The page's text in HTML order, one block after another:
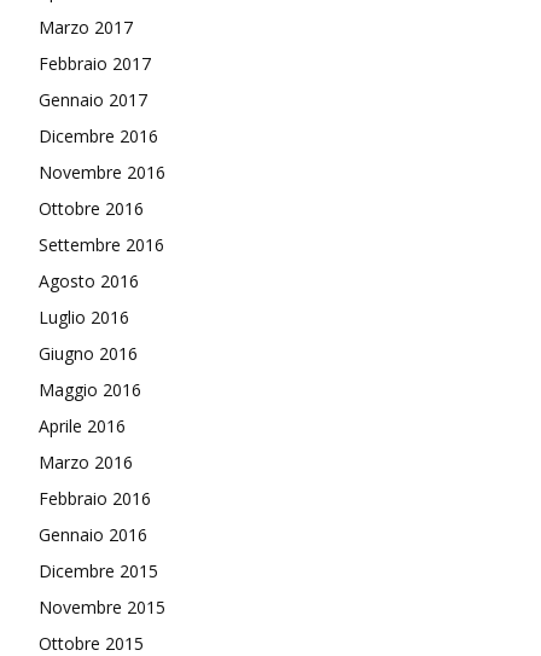
Marzo 2017
Febbraio 2017
Gennaio 2017
Dicembre 2016
Novembre 2016
Ottobre 2016
Settembre 2016
Agosto 2016
Luglio 2016
Giugno 2016
Maggio 2016
Aprile 2016
Marzo 2016
Febbraio 2016
Gennaio 2016
Dicembre 2015
Novembre 2015
Ottobre 2015